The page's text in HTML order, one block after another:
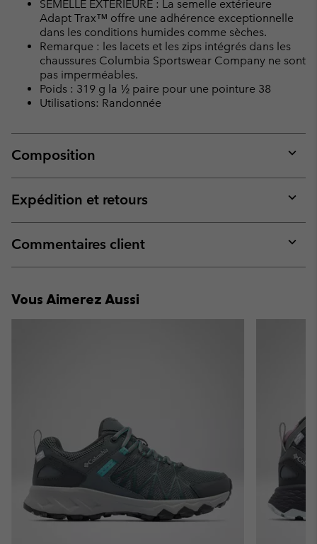
SEMELLE EXTÉRIEURE : La semelle extérieure
Adapt Trax™ offre une adhérence exceptionnelle
dans les conditions humides comme sèches.
Remarque : les lacets et les zips intégrés dans les
chaussures Columbia Sportswear Company ne sont
pas imperméables.
Poids : 319 g la ½ paire pour une pointure 38
Utilisations: Randonnée
Composition
or
Expédition et retours
or
Commentaires client
or
Vous Aimerez Aussi